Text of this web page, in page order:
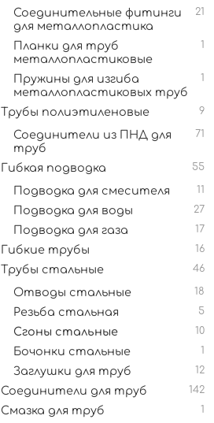
Соединительные фитинги
для металлопластика
21
Планки для труб
металлоплаcтиковые
1
Пружины для изгиба
металлопластиковых труб
1
Трубы полиэтиленовые 9
Соединители из ПНД для
труб
71
Гибкая подводка 55
Подводка для смесителя 11
Подводка для воды 27
Подводка для газа 17
Гибкие трубы 16
Трубы стальные 46
Отводы стальные 18
Резьба стальная 5
Сгоны стальные 10
Бочонки стальные 1
Заглушки для труб 12
Соединители для труб 142
Смазка для труб 1